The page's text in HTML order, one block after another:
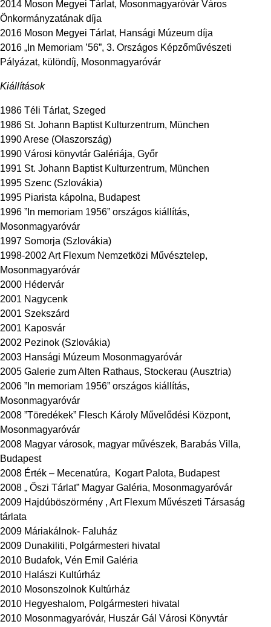
2014 Moson Megyei Tárlat, Mosonmagyaróvár Város
Önkormányzatának díja
2016 Moson Megyei Tárlat, Hansági Múzeum díja
2016 „In Memoriam ’56”, 3. Országos Képzőművészeti
Pályázat, különdíj, Mosonmagyaróvár
Kiállítások
1986 Téli Tárlat, Szeged
1986 St. Johann Baptist Kulturzentrum, München
1990 Arese (Olaszország)
1990 Városi könyvtár Galériája, Győr
1991 St. Johann Baptist Kulturzentrum, München
1995 Szenc (Szlovákia)
1995 Piarista kápolna, Budapest
1996 ”In memoriam 1956” országos kiállítás,
Mosonmagyaróvár
1997 Somorja (Szlovákia)
1998-2002 Art Flexum Nemzetközi Művésztelep,
Mosonmagyaróvár
2000 Hédervár
2001 Nagycenk
2001 Szekszárd
2001 Kaposvár
2002 Pezinok (Szlovákia)
2003 Hansági Múzeum Mosonmagyaróvár
2005 Galerie zum Alten Rathaus, Stockerau (Ausztria)
2006 ”In memoriam 1956” országos kiállítás,
Mosonmagyaróvár
2008 ”Töredékek” Flesch Károly Művelődési Központ,
Mosonmagyaróvár
2008 Magyar városok, magyar művészek, Barabás Villa,
Budapest
2008 Érték – Mecenatúra, Kogart Palota, Budapest
2008 „ Őszi Tárlat” Magyar Galéria, Mosonmagyaróvár
2009 Hajdúböszörmény , Art Flexum Művészeti Társaság
tárlata
2009 Máriakálnok- Faluház
2009 Dunakiliti, Polgármesteri hivatal
2010 Budafok, Vén Emil Galéria
2010 Halászi Kultúrház
2010 Mosonszolnok Kultúrház
2010 Hegyeshalom, Polgármesteri hivatal
2010 Mosonmagyaróvár, Huszár Gál Városi Könyvtár